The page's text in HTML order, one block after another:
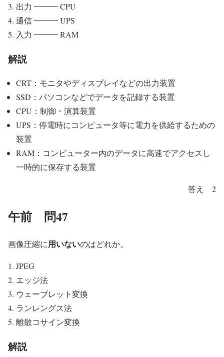
出力
CPU
通信
UPS
入力
RAM
解説
CRT：モニタやディスプレイなどの出力装置
SSD：パソコンなどでデータを記録する装置
CPU：制御・演算装置
UPS：停電時にコンピュータ等に電力を供給するための
装置
RAM：コンピューター内のデータに高速でアクセスし
一時的に保存する装置
答え 2
午前 問47
画像圧縮に用いないのはどれか。
JPEG
エッジ法
ウェーブレット変換
ランレングス法
離散コサイン変換
解説